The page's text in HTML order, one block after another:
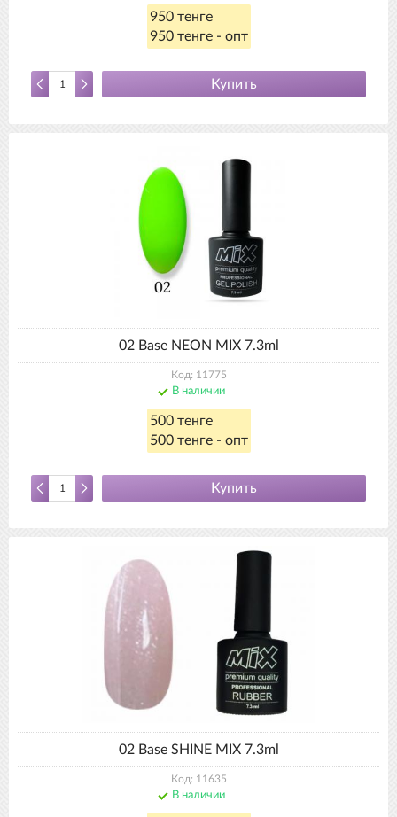
950 тенге
950 тенге - опт
Купить
02 Base NEON MIX 7.3ml
Код: 11775
В наличии
500 тенге
500 тенге - опт
Купить
02 Base SHINE MIX 7.3ml
Код: 11635
В наличии